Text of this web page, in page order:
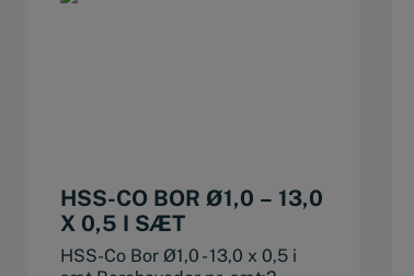
HSS-CO BOR Ø1,0 – 13,0
X 0,5 I SÆT
HSS-Co Bor Ø1,0 - 13,0 x 0,5 i